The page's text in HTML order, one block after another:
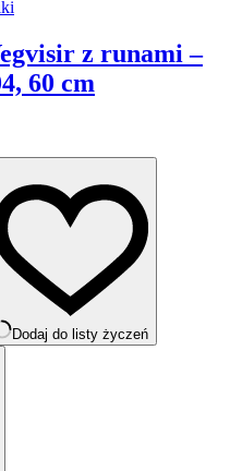
z runami –
60 cm
Dodaj do listy życzeń